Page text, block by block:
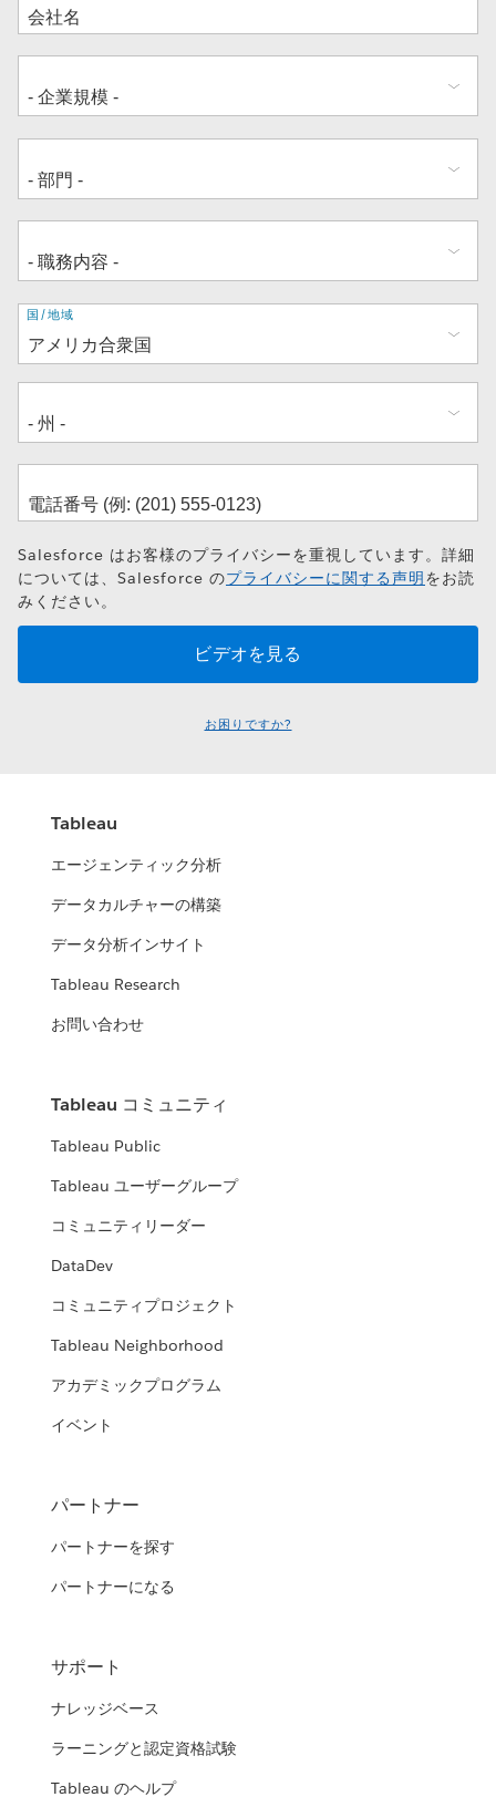
住
所
国/地域
Salesforce はお客様のプライバシーを重視しています。詳細
については、Salesforce のプライバシーに関する声明をお読
みください。
お困りですか?
Tableau
エージェンティック分析
データカルチャーの構築
データ分析インサイト
Tableau Research
お問い合わせ
Tableau コミュニティ
Tableau Public
Tableau ユーザーグループ
コミュニティリーダー
DataDev
コミュニティプロジェクト
Tableau Neighborhood
アカデミックプログラム
イベント
パートナー
パートナーを探す
パートナーになる
サポート
ナレッジベース
ラーニングと認定資格試験
Tableau のヘルプ